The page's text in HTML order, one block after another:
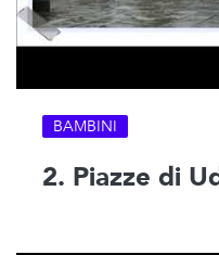
BAMBINI
2. Piazze di